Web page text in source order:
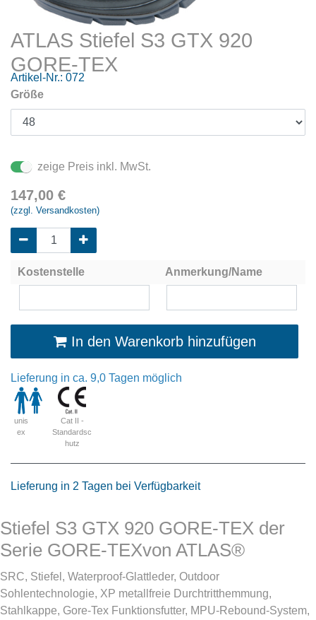
ATLAS Stiefel S3 GTX 920
GORE-TEX
Artikel-Nr.: 072
Größe
zeige Preis inkl. MwSt.
147,00 €
(zzgl. Versandkosten)
Kostenstelle Anmerkung/Name
In den Warenkorb hinzufügen
Lieferung in ca. 9,0 Tagen möglich
unis
ex
Cat II -
Standardsc
hutz
Lieferung in 2 Tagen bei Verfügbarkeit
Stiefel S3 GTX 920 GORE-TEX der
Serie GORE-TEXvon ATLAS®
SRC, Stiefel, Waterproof-Glattleder, Outdoor
Sohlentechnologie, XP metallfreie Durchtritthemmung,
Stahlkappe, Gore-Tex Funktionsfutter, MPU-Rebound-System,